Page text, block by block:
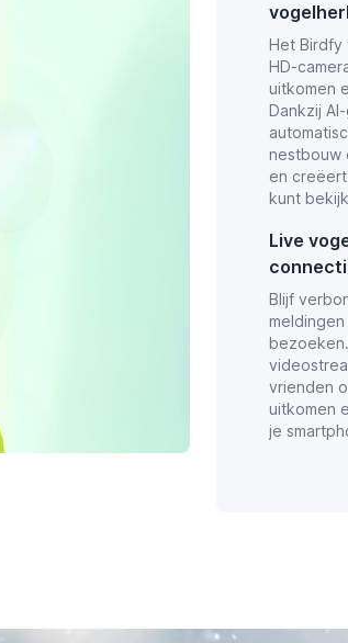
Het Birdfy
HD-
uitkomen
Dankzij
nestbouw
en
kunt
Live
Blijf
vrienden
uitkomen
je